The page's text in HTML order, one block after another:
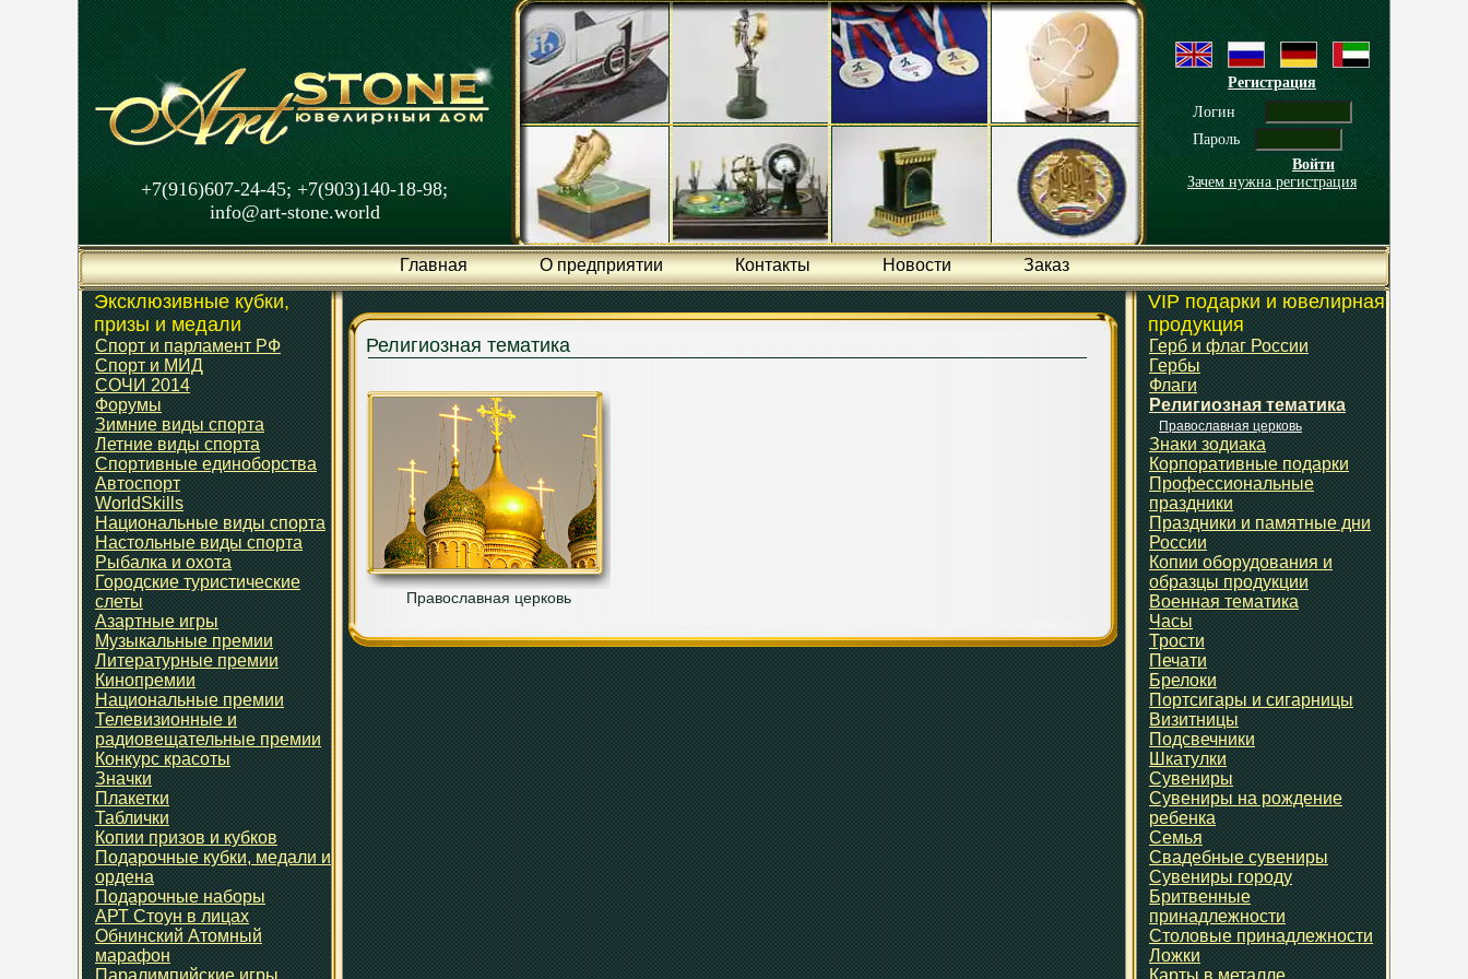
Регистрация
Логин
Пароль
Войти
Зачем нужна регистрация
+7(916)607-24-45; +7(903)140-18-98;
info@art-stone.world
Главная О предприятии Контакты Новости Заказ
Эксклюзивные кубки,
призы и медали
Спорт и парламент РФ
Спорт и МИД
СОЧИ 2014
Форумы
Зимние виды спорта
Летние виды спорта
Спортивные единоборства
Автоспорт
WorldSkills
Национальные виды спорта
Настольные виды спорта
Рыбалка и охота
Городские туристические
слеты
Азартные игры
Музыкальные премии
Литературные премии
Кинопремии
Национальные премии
Телевизионные и
радиовещательные премии
Конкурс красоты
Значки
Плакетки
Таблички
Копии призов и кубков
Подарочные кубки, медали и
ордена
Подарочные наборы
АРТ Стоун в лицах
Обнинский Атомный
марафон
Паралимпийские игры
Религиозная тематика
Православная церковь
VIP подарки и ювелирная
продукция
Герб и флаг России
Гербы
Флаги
Религиозная тематика
Православная церковь
Знаки зодиака
Корпоративные подарки
Профессиональные
праздники
Праздники и памятные дни
России
Копии оборудования и
образцы продукции
Военная тематика
Часы
Трости
Печати
Брелоки
Портсигары и сигарницы
Визитницы
Подсвечники
Шкатулки
Сувениры
Сувениры на рождение
ребенка
Семья
Свадебные сувениры
Сувениры городу
Бритвенные
принадлежности
Столовые принадлежности
Ложки
Карты в металле